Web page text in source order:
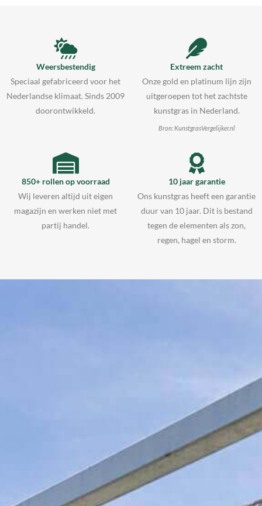
Weersbestendig
Speciaal gefabriceerd voor het
Nederlandse klimaat. Sinds 2009
doorontwikkeld.
Extreem zacht
Onze gold en platinum lijn zijn
uitgeroepen tot het zachtste
kunstgras in Nederland.
Bron: KunstgrasVergelijker.nl
850+ rollen op voorraad
Wij leveren altijd uit eigen
magazijn en werken niet met
partij handel.
10 jaar garantie
Ons kunstgras heeft een garantie
duur van 10 jaar. Dit is bestand
tegen de elementen als zon,
regen, hagel en storm.